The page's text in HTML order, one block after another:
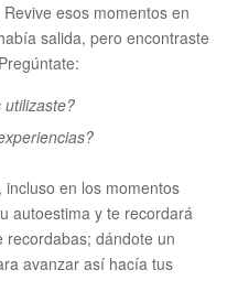
esos momentos en
salida, pero encontraste
en los momentos
autoestima y te recordará
dándote un
avanzar así hacía tus